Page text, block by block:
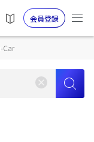
会員登録
Car